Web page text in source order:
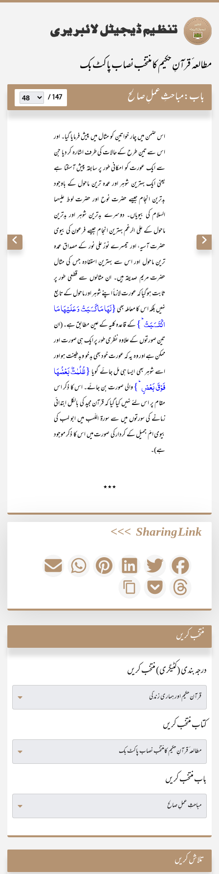
مطالعہ ٔ قرآنِ حکیم کامنتخب نصاب پاکٹ بک
باب:مباحثِ عملِ صالح 147 /
اس ضمن میں چار خواتین کو مثال میں پیش فرمایا گیا۔ اور
اس سے تین طرح کے حالات کی طرف اشارہ کر دیا جن
سے ایک عورت کو امکانی طور پر سابقہ پیش آسکتا ہے
یعنی ایک بہترین شوہر اور عمدہ ترین ماحول کے باوجود
بدترین انجام جیسے حضرت نوح اور حضرت لوط علیہما
السلام کی بیویاں۔ دوسرے بدترین شوہر اور بدترین
ماحول کے علی الرغم بہترین انجام جیسے فرعون کی بیوی
حضرت آسیہ، اور تیسرے نورٌ علی نور کے مصداق عمدہ
ترین ماحول اور اس سے بہترین استفادہ جس کی مثال
حضرت مریم صدیقہ ہیں۔ ان مثالوں سے قطعی طور پر
ثابت ہو گیا کہ عورت لازماً اپنے شوہر اور ماحول کے تابع
نہیں بلکہ اس کا معاملہ بھی{لَہَا مَا کَسَبَتۡ وَ عَلَیۡہَا مَا
اکۡتَسَبَتۡ ؕ}کے قاعدہ کلیہ کے عین مطابق ہے۔ (ان
تین صورتوں کے علاوہ نظری طور پر ایک ہی صورت اور
ممکن ہے اور وہ یہ کہ عورت خود بھی بدخو وبدطینت ہو اور
اسے شوہر بھی ایسا ہی مل جائے گویا{ظُلُمٰتٌۢ بَعۡضُہَا
فَوۡقَ بَعۡضٍ ؕ}والی صورت بن جائے۔ اس کا ذکر اس
مقام پر اس لئے نہیں کیا گیا کہ قرآن مجید کی بالکل ابتدائی
زمانے کی سورتوں میں سے سورۃ اللّہب میں ابو لہب کی
بیوی امّ جمیل کے کردار کی صورت میں اس کا ذکر موجود
ہے)۔
٭٭٭
Sharing Link
>>>
منتخب کریں
درجہ بندی (کٹیگری) منتخب کریں
کتاب منتخب کریں
باب منتخب کریں
تلاش کریں